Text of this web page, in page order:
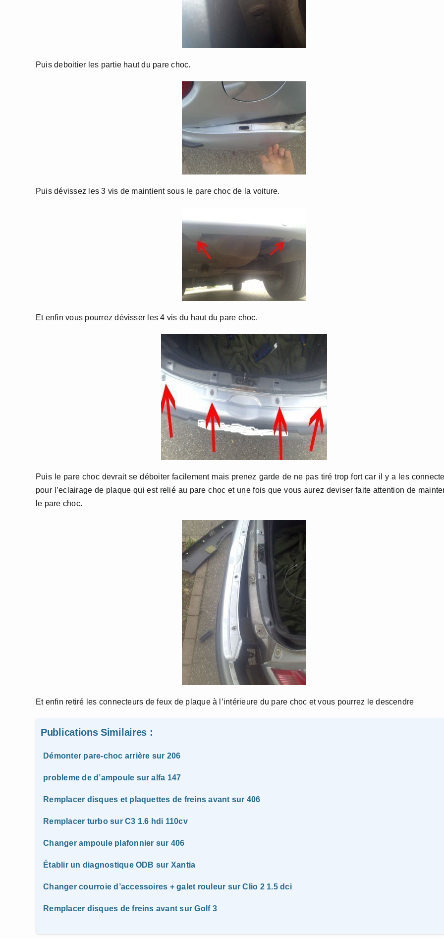
Puis deboitier les partie haut du pare choc.
Puis dévissez les 3 vis de maintient sous le pare choc de la voiture.
Et enfin vous pourrez dévisser les 4 vis du haut du pare choc.
Puis le pare choc devrait se déboiter facilement mais prenez garde de ne pas tiré trop fort car il y a les
pour l’eclairage de plaque qui est relié au pare choc et une fois que vous aurez deviser faite attention de
le pare choc.
Et enfin retiré les connecteurs de feux de plaque à l’intérieure du pare choc et vous pourrez le descendre
Publications Similaires :
Démonter pare-choc arrière sur 206
probleme de d’ampoule sur alfa 147
Remplacer disques et plaquettes de freins avant sur 406
Remplacer turbo sur C3 1.6 hdi 110cv
Changer ampoule plafonnier sur 406
Établir un diagnostique ODB sur Xantia
Changer courroie d’accessoires + galet rouleur sur Clio 2 1.5 dci
Remplacer disques de freins avant sur Golf 3